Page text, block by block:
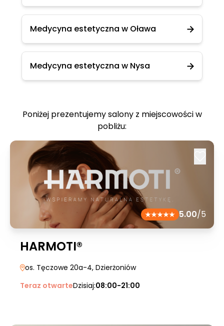
Medycyna estetyczna w Oława
Medycyna estetyczna w Nysa
Poniżej prezentujemy salony z miejscowości w
pobliżu:
5.00/5
HARMOTI®
os. Tęczowe 20a-4, Dzierżoniów
Teraz otwarteDzisiaj:08:00-21:00